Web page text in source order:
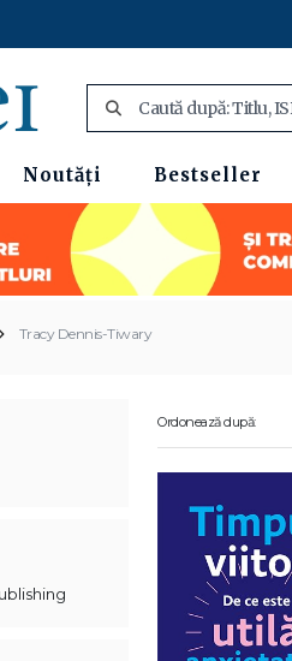
Noutăți Bestseller
Tracy Dennis-Tiwary
Ordonează după: